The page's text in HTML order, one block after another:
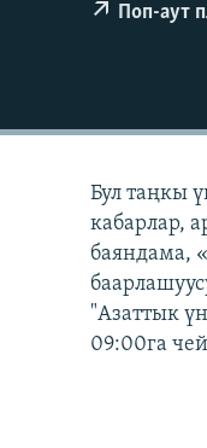
Поп-аут
Бул таңкы
кабарлар,
баяндама,
"Азаттык
09:00га